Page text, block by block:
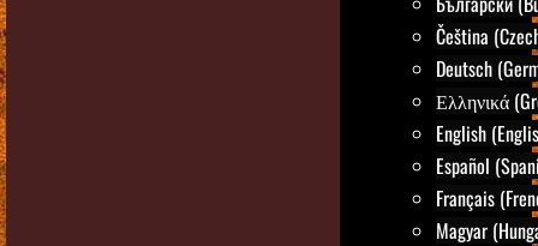
Čeština
Deutsch
Ελληνικά
English
Español
Français
Magyar